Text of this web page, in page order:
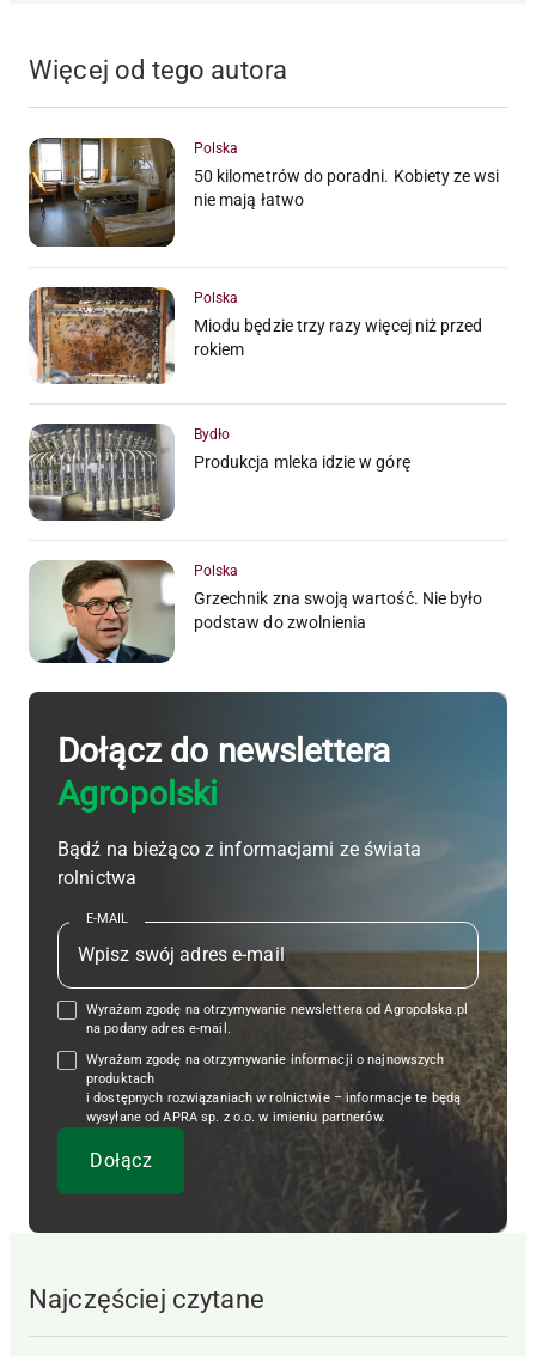
Więcej od tego autora
Polska
50 kilometrów do poradni. Kobiety ze wsi
nie mają łatwo
Polska
Miodu będzie trzy razy więcej niż przed
rokiem
Bydło
Produkcja mleka idzie w górę
Polska
Grzechnik zna swoją wartość. Nie było
podstaw do zwolnienia
Dołącz do newslettera
Agropolski
Bądź na bieżąco z informacjami ze świata
rolnictwa
E-MAIL
Wyrażam zgodę na otrzymywanie newslettera od Agropolska.pl
na podany adres e-mail.
Wyrażam zgodę na otrzymywanie informacji o najnowszych
produktach
i dostępnych rozwiązaniach w rolnictwie – informacje te będą
wysyłane od APRA sp. z o.o. w imieniu partnerów.
Najczęściej czytane